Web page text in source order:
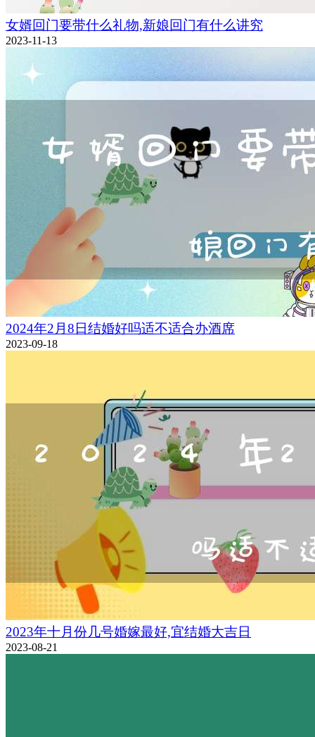
女婿回门要带什么礼物,新娘回门有什么讲究
2023-11-13
2024年2月8日结婚好吗适不适合办酒席
2023-09-18
2023年十月份几号婚嫁最好,宜结婚大吉日
2023-08-21